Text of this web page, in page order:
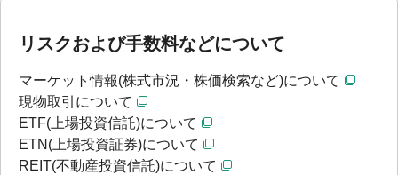
リスクおよび手数料などについて
マーケット情報(株式市況・株価検索など)について
現物取引について
ETF(上場投資信託)について
ETN(上場投資証券)について
REIT(不動産投資信託)について